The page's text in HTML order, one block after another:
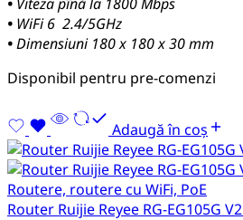
• WiFi 6 2.4/5GHz
•Dimensiuni 180 x 180 x 30 mm
Disponibil pentru pre-comenzi
Adaugă în coș
Routere, routere cu WiFi, PoE
Router Ruijie Reyee RG-EG105G V2